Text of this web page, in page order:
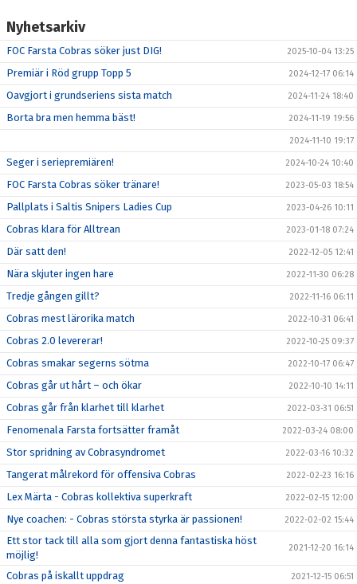
Nyhetsarkiv
FOC Farsta Cobras söker just DIG! 2025-10-04 13:25
Premiär i Röd grupp Topp 5 2024-12-17 06:14
Oavgjort i grundseriens sista match 2024-11-24 18:40
Borta bra men hemma bäst! 2024-11-19 19:56
2024-11-10 19:17
Seger i seriepremiären! 2024-10-24 10:40
FOC Farsta Cobras söker tränare! 2023-05-03 18:54
Pallplats i Saltis Snipers Ladies Cup 2023-04-26 10:11
Cobras klara för Alltrean 2023-01-18 07:24
Där satt den! 2022-12-05 12:41
Nära skjuter ingen hare 2022-11-30 06:28
Tredje gången gillt? 2022-11-16 06:11
Cobras mest lärorika match 2022-10-31 06:41
Cobras 2.0 levererar! 2022-10-25 09:37
Cobras smakar segerns sötma 2022-10-17 06:47
Cobras går ut hårt – och ökar 2022-10-10 14:11
Cobras går från klarhet till klarhet 2022-03-31 06:51
Fenomenala Farsta fortsätter framåt 2022-03-24 08:00
Stor spridning av Cobrasyndromet 2022-03-16 10:32
Tangerat målrekord för offensiva Cobras 2022-02-23 16:16
Lex Märta - Cobras kollektiva superkraft 2022-02-15 12:00
Nye coachen: - Cobras största styrka är passionen! 2022-02-02 15:44
Ett stor tack till alla som gjort denna fantastiska höst
möjlig!
2021-12-20 16:14
Cobras på iskallt uppdrag 2021-12-15 06:51